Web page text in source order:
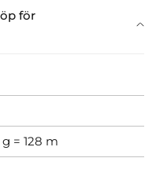
för
= 128 m